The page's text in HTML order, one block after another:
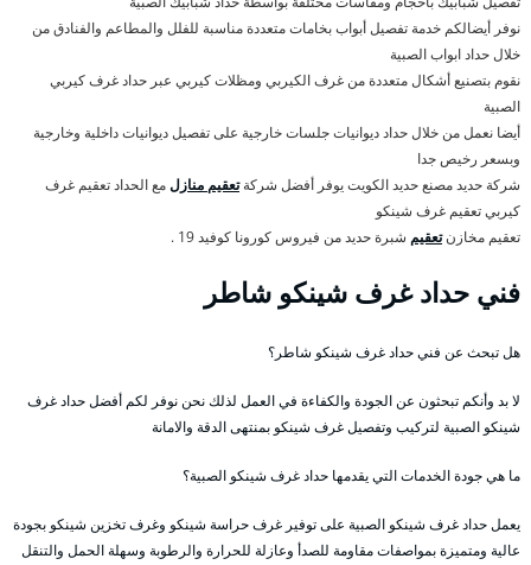
نوفر أيضالكم خدمة تفصيل أبواب بخامات متعددة مناسبة للفلل والمطاعم والفنادق من
خلال حداد ابواب الصبية
نقوم بتصنيع أشكال متعددة من غرف الكيربي ومظلات كيربي عبر حداد غرف كيربي
الصبية
أيضا نعمل من خلال حداد ديوانيات جلسات خارجية على تفصيل ديوانيات داخلية وخارجية
وبسعر رخيص جدا
شركة حديد مصنع حديد الكويت يوفر أفضل شركةتعقيم منازلمع الحداد تعقيم غرف
كيربي تعقيم غرف شينكو
تعقيم مخازنتعقيم شبرة حديد من فيروس كورونا كوفيد 19 .
فني حداد غرف شينكو شاطر
هل تبحث عن فني حداد غرف شينكو شاطر؟
لا بد وأنكم تبحثون عن الجودة والكفاءة في العمل لذلك نحن نوفر لكم أفضل حداد غرف
شينكو الصبية لتركيب وتفصيل غرف شينكو بمنتهى الدقة والامانة
ما هي جودة الخدمات التي يقدمها حداد غرف شينكو الصبية؟
يعمل حداد غرف شينكو الصبية على توفير غرف حراسة شينكو وغرف تخزين شينكو بجودة
عالية ومتميزة بمواصفات مقاومة للصدأ وعازلة للحرارة والرطوبة وسهلة الحمل والتنقل